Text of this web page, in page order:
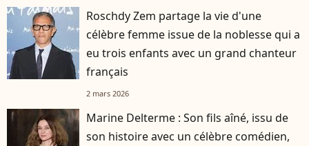
Roschdy Zem partage la vie d'une
célèbre femme issue de la noblesse qui a
eu trois enfants avec un grand chanteur
français
2 mars 2026
Marine Delterme : Son fils aîné, issu de
son histoire avec un célèbre comédien,